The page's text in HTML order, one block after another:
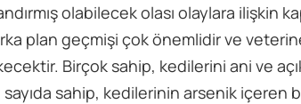
olabilecek olası olaylara ilişkin
plan geçmişi çok önemlidir ve
Birçok sahip, kedilerini ani ve
sahip, kedilerinin arsenik içeren